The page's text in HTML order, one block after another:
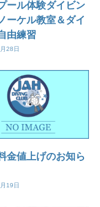
ール体験ダイビン
ーケル教室＆ダイ
由練習
28日
金値上げのお知ら
19日